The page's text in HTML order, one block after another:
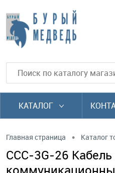
КАТАЛОГ
Главная страница • Каталог
CCC-3G-26